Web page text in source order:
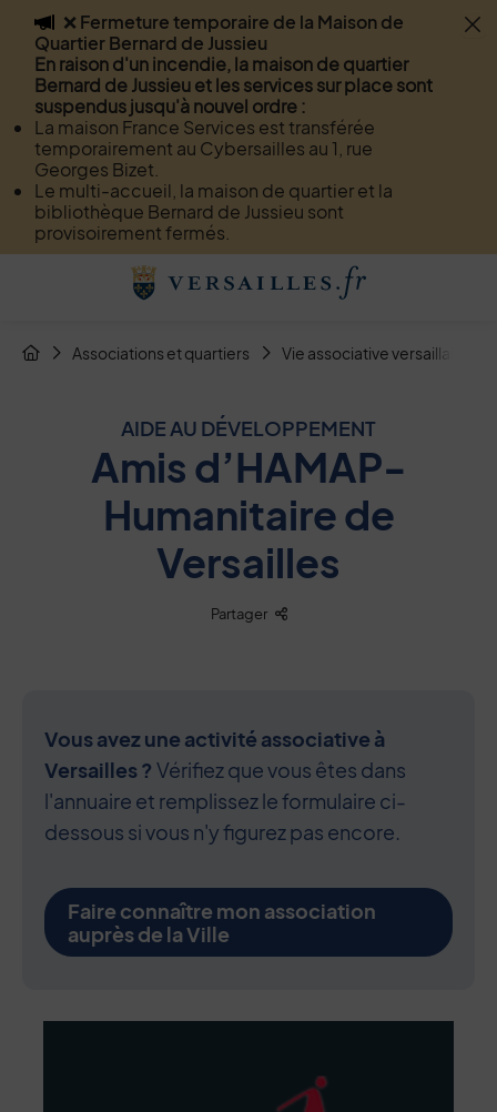
Flash info
❌ Fermeture temporaire de la Maison de
Quartier Bernard de Jussieu
En raison d'un incendie, la maison de quartier
Bernard de Jussieu et les services sur place sont
suspendus jusqu'à nouvel ordre :
La maison France Services est transférée
temporairement au Cybersailles au 1, rue
Georges Bizet.
Le multi-accueil, la maison de quartier et la
bibliothèque Bernard de Jussieu sont
provisoirement fermés.
Menu de raccourcis
Menu
Recherche
Page de contact
Contenu
Retour à l'accueil
Fil d'Arianne de la page
Page d'accueil du site
Associations et quartiers Vie associative versaillaise
AIDE AU DÉVELOPPEMENT
Amis d’HAMAP-
Humanitaire de
Versailles
Partager Liste des liens de partage
Vous avez une activité associative à
Versailles ? Vérifiez que vous êtes dans
l'annuaire et remplissez le formulaire ci-
dessous si vous n'y figurez pas encore.
Faire connaître mon association
auprès de la Ville